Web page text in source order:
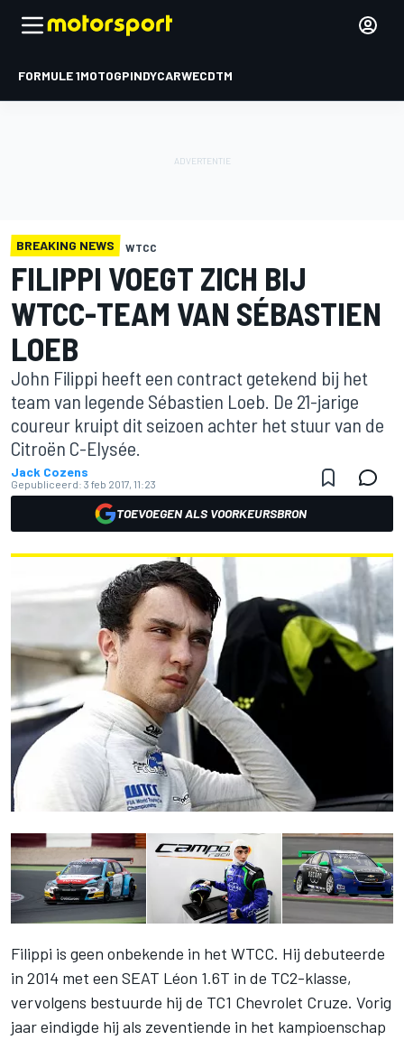
FORMULE 1MOTOGPINDYCARWECDTM
BREAKING NEWS WTCC
FILIPPI VOEGT ZICH BIJ
WTCC-TEAM VAN SÉBASTIEN
LOEB
John Filippi heeft een contract getekend bij het
team van legende Sébastien Loeb. De 21-jarige
coureur kruipt dit seizoen achter het stuur van de
Citroën C-Elysée.
Jack Cozens
Gepubliceerd: 3 feb 2017, 11:23
TOEVOEGEN ALS VOORKEURSBRON
Filippi is geen onbekende in het WTCC. Hij debuteerde
in 2014 met een SEAT Léon 1.6T in de TC2-klasse,
vervolgens bestuurde hij de TC1 Chevrolet Cruze. Vorig
jaar eindigde hij als zeventiende in het kampioenschap